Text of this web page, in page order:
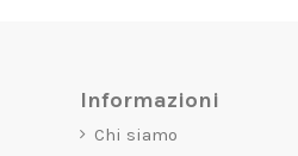
Informazioni
Chi siamo